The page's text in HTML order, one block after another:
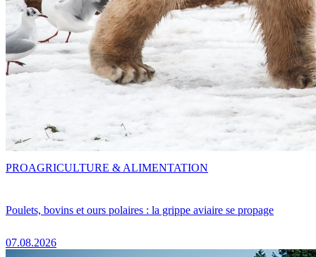
Poulets, bovins et ours polaires : la grippe aviaire se propage
07.08.2026
PROAGRICULTURE & ALIMENTATION